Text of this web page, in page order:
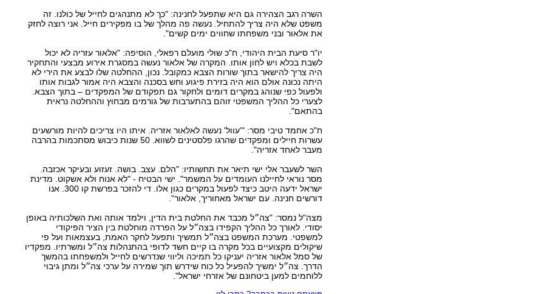
השרה רגב הצהירה גם היא שתפעל לחנינה: "כך לא מתנהגים לחייל של כולנו. זה
משפט שלא היה צריך להתחיל. נעשה פה מהלך של בו מפקירים חייל. אני רוצה לחזק
את אלאור ובני משפחתו שחווים ימים קשים".
יו"ר סיעת הבית היהודי, ח"כ שולי מועלם רפאלי, הוסיפה: "אלאור עזריה לא יכול
לשבת בכלא ויש לחון אותו. המקרה של אלאור נעשה במסגרת אירוע מבצעי והתחקיר
היה צריך להישאר בתוך שורות הצבא כמקובל. נכון, ההחלטה שלו לבצע את הירי לא
היתה נכונה אולם הוא היה בזירת פיגוע וחש בסכנה והצבא היה אמור לגבות אותו
ולפעול כפי שנוהג במקרים דומים ולחקור גם תפקודם של המפקדים – בתוך הצבא.
לצערי כל ההליך המשפטי זוהם בהתערבות של גורמים מבחוץ וההחלטה נראית
בהתאם".
ח"כ אחמד טיבי מסר: "'עוול' נעשה לאלאור אזריה. איתו היו צריכים להיות מורשעים
עשרות חיילים ומפקדים שהרגו פלסטינים לשווא. 50 שנות כיבוש מסתכמות בהרבה
מעבר לאחד אזריה".
השר לשעבר אלי ישי תיאר את תחשותיו: "הלם. עצב. בושה. זעזוע ובעיקר אכזבה.
מסר נוראי לחיילנו העומדים על המשמר". ישי הבטיח - "לא אנוח ולא אשקוט. מדינת
ישראל ידעה היטב כיצד לפעול במקרים כגון אלו. די להזכר בפרשת קו 300. אנו
דורשים חנינה. עם ישראל מאחוריך, אלאור".
מצה"ל נמסר: "צה״ל מכבד את החלטת בית הדין, וילמד אותה ואת השלכותיה באופן
יסודי. לאורך כל ההליך הקפידו בצה״ל על הפרדה מוחלטת בין הציר הפיקודי
למשפטי. מערכת המשפט בצה״ל תמשיך ותפעל לחקר האמת, בעצמאות ועל פי
שיקולים מקצועיים בכל מקרה בו קיים חשד לדופי בהתנהלות צה״ל ומשרתיו. מפקדיו
של סמל אלאור אזריה יעניקו כל תמיכה וליווי שנדרשים לחייל ולמשפחתו בהמשך
הדרך. צה״ל ימשיך להפעיל כל כוח שידרש תוך שמירה על ערכי צה״ל ומתן גיבוי
ללוחמים למען ביטחונם של אזרחי ישראל".